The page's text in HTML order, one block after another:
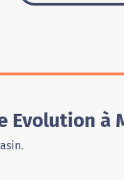
Evolution à